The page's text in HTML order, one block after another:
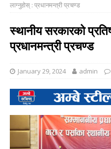
लाग्नुहोस् : प्रधानमन्त्री प्रचण्ड
स्थानीय सरकारको
प्रधानमन्त्री प्रचण्ड
January 29, 2024 admin